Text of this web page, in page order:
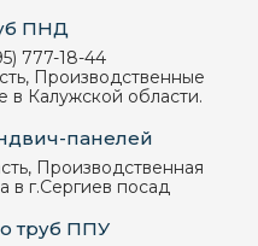
ПНД
777-18-44
Производственные
Калужской области.
панелей
Производственная
в г.Сергиев посад
труб ППУ